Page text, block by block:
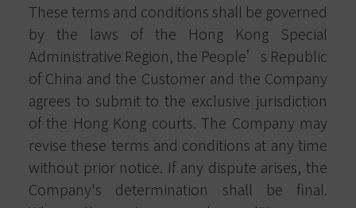
These terms and conditions shall be governed
by the laws of the Hong Kong Special
Administrative Region, the People’s Republic
of China and the Customer and the Company
agrees to submit to the exclusive jurisdiction
of the Hong Kong courts. The Company may
revise these terms and conditions at any time
without prior notice. If any dispute arises, the
Company's determination shall be final.